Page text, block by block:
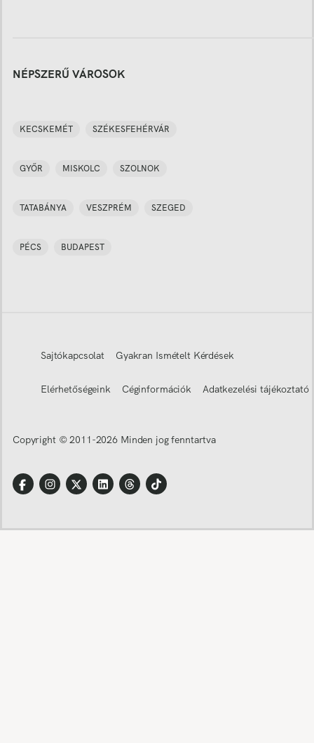
NÉPSZERŰ VÁROSOK
KECSKEMÉT SZÉKESFEHÉRVÁR
GYŐR MISKOLC SZOLNOK
TATABÁNYA VESZPRÉM SZEGED
PÉCS BUDAPEST
Sajtókapcsolat Gyakran Ismételt Kérdések
Elérhetőségeink Céginformációk Adatkezelési tájékoztató
Copyright © 2011-2026 Minden jog fenntartva